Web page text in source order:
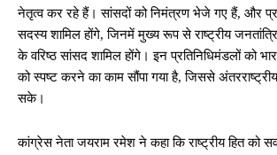
नेतृत्व कर रहे हैं। सांसदों को निमंत्रण भेजे गए हैं, और
सदस्य शामिल होंगे, जिनमें मुख्य रूप से राष्ट्रीय
के वरिष्ठ सांसद शामिल होंगे। इन प्रतिनिधिमंडलों को
को स्पष्ट करने का काम सौंपा गया है, जिससे अंतरराष्ट्रीय
सके।
कांग्रेस नेता जयराम रमेश ने कहा कि राष्ट्रीय हित को